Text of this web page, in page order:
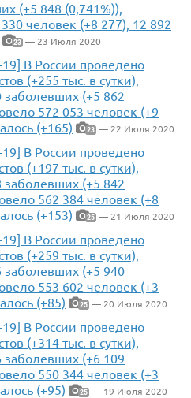
(+5 848 (0,741%)),
человек (+8 277), 12 892
23 — 23 Июля 2020
В России проведено
(+255 тыс. в сутки),
(+5 862
572 053 человек (+9
(+165)
23 — 22 Июля 2020
В России проведено
(+197 тыс. в сутки),
(+5 842
562 384 человек (+8
(+153)
25 — 21 Июля 2020
В России проведено
(+259 тыс. в сутки),
(+5 940
553 602 человек (+3
(+85)
25 — 20 Июля 2020
В России проведено
(+314 тыс. в сутки),
(+6 109
550 344 человек (+3
(+95)
25 — 19 Июля 2020